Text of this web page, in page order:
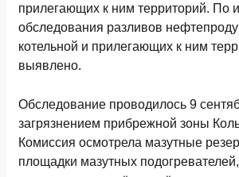
прилегающих к ним территорий. По
обследования разливов
котельной и прилегающих к ним
выявлено.
Обследование проводилось 9
загрязнением прибрежной зоны
Комиссия осмотрела мазутные
площадки мазутных